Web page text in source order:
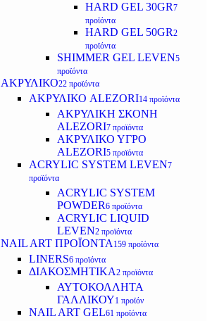
HARD GEL 30GR7
προϊόντα
HARD GEL 50GR2
προϊόντα
SHIMMER GEL LEVEN5
προϊόντα
ΑΚΡΥΛΙΚΟ22 προϊόντα
ΑΚΡΥΛΙΚΟ ALEZORI14 προϊόντα
ΑΚΡΥΛΙΚΗ ΣΚΟΝΗ
ALEZORI7 προϊόντα
ΑΚΡΥΛΙΚΟ ΥΓΡΟ
ALEZORI5 προϊόντα
ACRYLIC SYSTEM LEVEN7
προϊόντα
ACRYLIC SYSTEM
POWDER6 προϊόντα
ACRYLIC LIQUID
LEVEN2 προϊόντα
NAIL ART ΠΡΟΪΟΝΤΑ 159 προϊόντα
LINERS6 προϊόντα
ΔΙΑΚΟΣΜΗΤΙΚΑ2 προϊόντα
ΑΥΤΟΚΟΛΛΗΤΑ
ΓΑΛΛΙΚΟΥ1 προϊόν
NAIL ART GEL61 προϊόντα